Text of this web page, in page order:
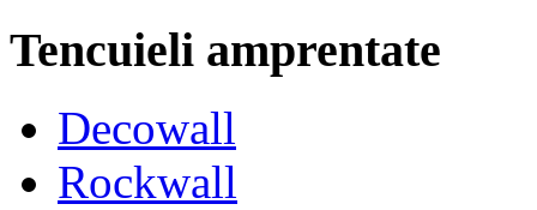
Tencuieli amprentate
Decowall
Rockwall